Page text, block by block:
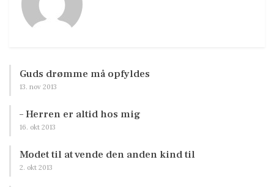
Guds drømme må opfyldes
13. nov 2013
– Herren er altid hos mig
16. okt 2013
Modet til at vende den anden kind til
2. okt 2013